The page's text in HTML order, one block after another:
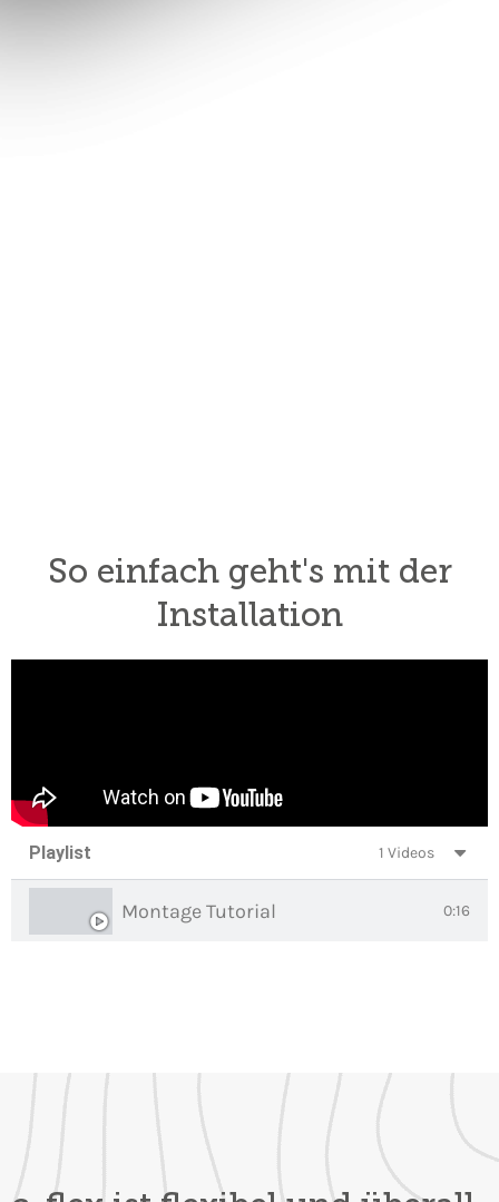
So einfach geht's mit der
Installation
Playlist 1 Videos
Montage Tutorial 0:16